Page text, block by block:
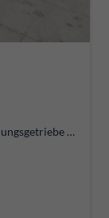
Doppelkupplungsgetriebe (DSG)